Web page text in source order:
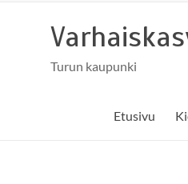
Turun kaupunki
Etusivu